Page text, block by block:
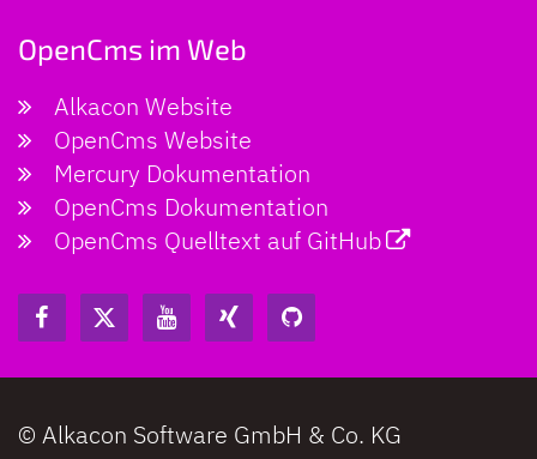
OpenCms im Web
Alkacon Website
OpenCms Website
Mercury Dokumentation
OpenCms Dokumentation
OpenCms Quelltext auf GitHub
© Alkacon Software GmbH & Co. KG